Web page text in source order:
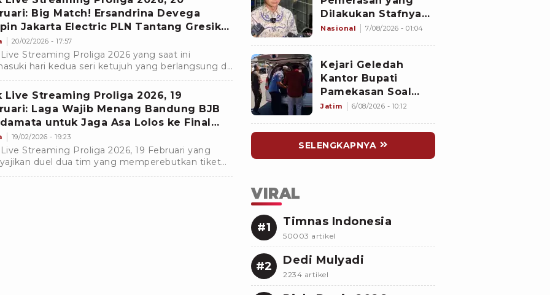
Big Match! Ersandrina Devega
Jakarta Electric PLN Tantang Gresik
Plus
20/02/2026 - 17:57
Streaming Proliga 2026 yang saat ini
hari kedua seri ketujuh yang berlangsung di
Voli, Sentul, Bogor, Jawa Barat, Jumat 20
Live Streaming Proliga 2026, 19
Laga Wajib Menang Bandung BJB
untuk Jaga Asa Lolos ke Final
19/02/2026 - 19:23
Streaming Proliga 2026, 19 Februari yang
duel dua tim yang memperebutkan tiket
Bandung BJB Tandamata vs Jakarta Popsivo
Dilakukan Stafnya
ke Pihak Lain Selain
Nasional 7/08/2026 - 01:04
Kejari Geledah
Kantor Bupati
Pamekasan Soal
Dugaan Korupsi
Sebesar Rp3,7
Milliar
Jatim 6/08/2026 - 10:12
SELENGKAPNYA
VIRAL
#1 Timnas Indonesia
50003 artikel
#2 Dedi Mulyadi
2234 artikel